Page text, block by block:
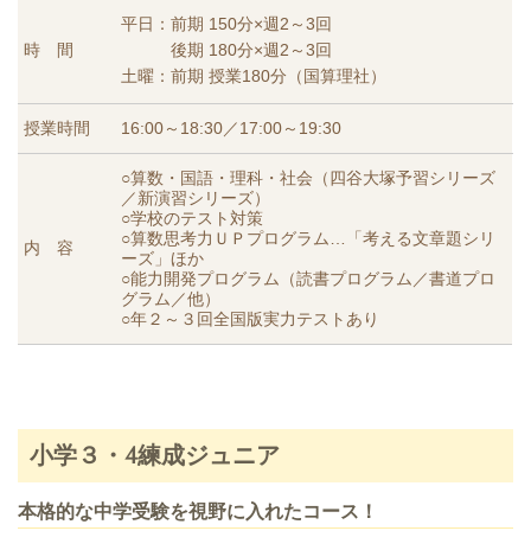
時 間
平日：前期 150分×週2～3回
後期 180分×週2～3回
土曜：前期 授業180分（国算理社）
授業時間 16:00～18:30／17:00～19:30
内 容
○算数・国語・理科・社会（四谷大塚予習シリーズ
／新演習シリーズ）
○学校のテスト対策
○算数思考力ＵＰプログラム…「考える文章題シリ
ーズ」ほか
○能力開発プログラム（読書プログラム／書道プロ
グラム／他）
○年２～３回全国版実力テストあり
小学３・4練成ジュニア
本格的な中学受験を視野に入れたコース！